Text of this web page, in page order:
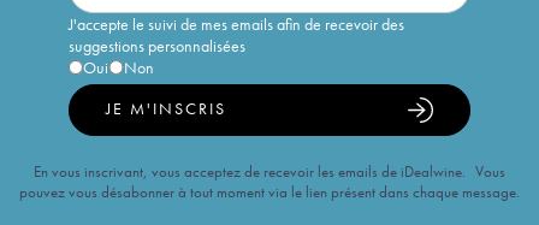
J'accepte le suivi de mes emails afin de recevoir des
suggestions personnalisées
Oui
Non
JE M'INSCRIS
En vous inscrivant, vous acceptez de recevoir les emails de iDealwine. Vous
pouvez vous désabonner à tout moment via le lien présent dans chaque message.